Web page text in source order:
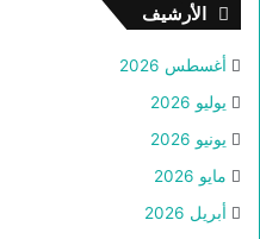
الأرشيف
أغسطس 2026
يوليو 2026
يونيو 2026
مايو 2026
أبريل 2026